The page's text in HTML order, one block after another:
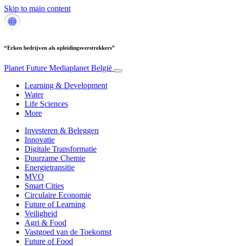
Skip to main content
“Erken bedrijven als opleidingsverstrekkers”
Planet Future Mediaplanet België
Learning & Development
Water
Life Sciences
More
Investeren & Beleggen
Innovatie
Digitale Transformatie
Duurzame Chemie
Energietransitie
MVO
Smart Cities
Circulaire Economie
Future of Learning
Veiligheid
Agri & Food
Vastgoed van de Toekomst
Future of Food